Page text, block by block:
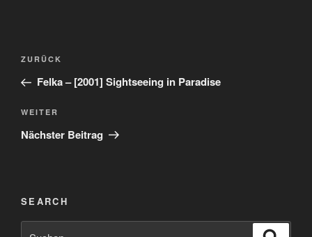
Beitragsnavigation
Vorheriger
Beitrag
ZURÜCK
Felka – [2001] Sightseeing in Paradise
Nächster
Beitrag
WEITER
Nächster Beitrag
SEARCH